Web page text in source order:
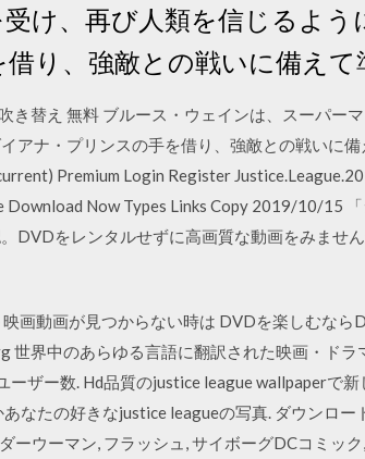
け、再び人類を信じるよう
り、強敵との戦いに備えて
替え 無料 ブルース・ウェインは、スーパー
アナ・プリンスの手を借り、強敵との戦いに
Premium Login Register
Now Types Links Copy 2019/10/15
DVDをレンタルせずに高画質な動画をみませ
画動画が見つからない時は DVDを楽しむな
世界中のあらゆる言語に翻訳された映画・ド
ーザー数. Hd品質のjustice league wallpaperで
なたの好きなjustice leagueの写真. ダウンロ
ーウーマン, フラッシュ, サイボーグDCコミッ